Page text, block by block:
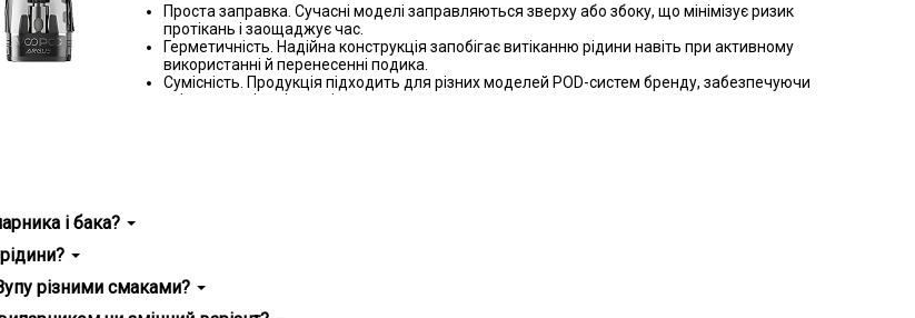
Проста заправка. Сучасні моделі заправляються зверху або збоку, що мінімізує ризик
протікань і заощаджує час.
Герметичність. Надійна конструкція запобігає витіканню рідини навіть при активному
використанні й перенесенні подика.
Сумісність. Продукція підходить для різних моделей POD-систем бренду, забезпечуючи
універсальність і гнучкість використання.
з популярними моделями
конструкцією та широким асортиментом, що дозволяє підібрати ідеальне рішення під будь-яку POD-
таблиця з актуальними моделями та їх характеристиками:
і бака?
подсистеми.
Однак витрата рідини залежить від опору.
різними смаками?